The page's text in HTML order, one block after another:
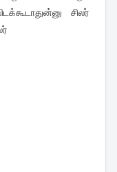
சிலர்